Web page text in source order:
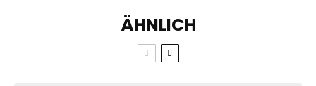
ÄHNLICH